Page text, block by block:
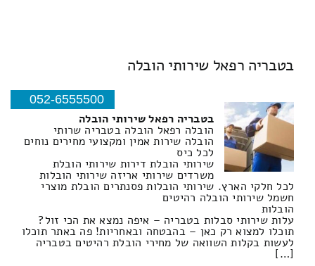
בטבריה רפאל שירותי הובלה
052-6555500
בטבריה רפאל שירותי הובלה
הובלה רפאל הובלה בטבריה שרותי
הובלה שירות אמין ומקצועי מחירים נוחים
לכל כיס
שירותי הובלת דירות שירותי הובלת
משרדים שירותי אריזה שירותי הובלות
לכל חלקי הארץ. שירותי הובלות פסנתרים הובלת מוצרי
חשמל שירותי הובלה רהיטים
הובלות
עלות שירותי סבלות בטבריה – איפה נמצא את הכי זול?
תוכלו למצוא רק כאן – בהבטחה ובאחריות! פה באתר תוכלו
לעשות בקלות השוואה של מחירי הובלת רהיטים בטבריה
[…]